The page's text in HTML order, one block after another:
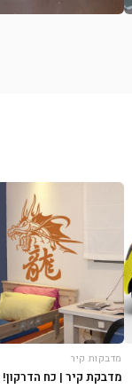
מדבקות קיר
מדבקת קיר | כח הדרקון!